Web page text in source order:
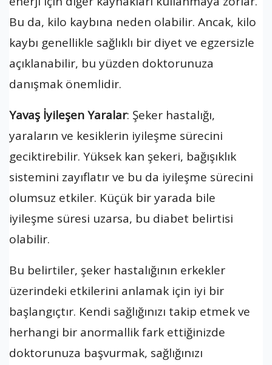
Bu da, kilo kaybına neden olabilir. Ancak, kilo
kaybı genellikle sağlıklı bir diyet ve egzersizle
açıklanabilir, bu yüzden doktorunuza
danışmak önemlidir.
Yavaş İyileşen Yaralar: Şeker hastalığı,
yaraların ve kesiklerin iyileşme sürecini
geciktirebilir. Yüksek kan şekeri, bağışıklık
sistemini zayıflatır ve bu da iyileşme sürecini
olumsuz etkiler. Küçük bir yarada bile
iyileşme süresi uzarsa, bu diabet belirtisi
olabilir.
Bu belirtiler, şeker hastalığının erkekler
üzerindeki etkilerini anlamak için iyi bir
başlangıçtır. Kendi sağlığınızı takip etmek ve
herhangi bir anormallik fark ettiğinizde
doktorunuza başvurmak, sağlığınızı